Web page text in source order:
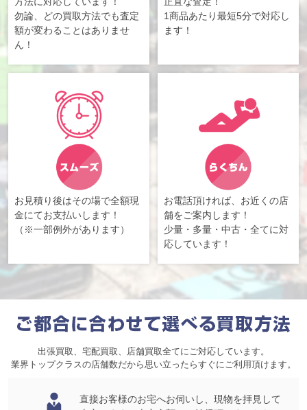
勿論、どの買取方法でも査定
額が変わることはありませ
ん！
1商品あたり最短5分で対応し
ます！
お見積り後はその場で全額現
金にてお支払いします！
（※一部例外があります）
お電話頂ければ、お近くの店
舗をご案内します！
少量・多量・中古・全てに対
応しています！
出張買取、宅配買取、店舗買取全てにご対応しています。
業界トップクラスの店舗数だから思い立ったらすぐにご利用頂けます。
直接お客様のお宅へお伺いし、現物を拝見して